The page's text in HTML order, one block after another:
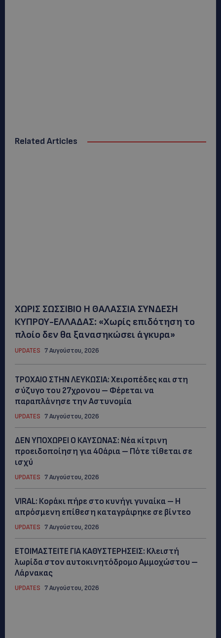
Related Articles
ΧΩΡΙΣ ΣΩΣΣΙΒΙΟ Η ΘΑΛΑΣΣΙΑ ΣΥΝΔΕΣΗ
ΚΥΠΡΟΥ-ΕΛΛΑΔΑΣ: «Χωρίς επιδότηση το
πλοίο δεν θα ξανασηκώσει άγκυρα»
UPDATES 7 Αυγούστου, 2026
ΤΡΟΧΑΙΟ ΣΤΗΝ ΛΕΥΚΩΣΙΑ: Χειροπέδες και στη
σύζυγο του 27χρονου – Φέρεται να
παραπλάνησε την Αστυνομία
UPDATES 7 Αυγούστου, 2026
ΔΕΝ ΥΠΟΧΩΡΕΙ Ο ΚΑΥΣΩΝΑΣ: Νέα κίτρινη
προειδοποίηση για 40άρια – Πότε τίθεται σε
ισχύ
UPDATES 7 Αυγούστου, 2026
VIRAL: Κοράκι πήρε στο κυνήγι γυναίκα – Η
απρόσμενη επίθεση καταγράφηκε σε βίντεο
UPDATES 7 Αυγούστου, 2026
ΕΤΟΙΜΑΣΤΕΙΤΕ ΓΙΑ ΚΑΘΥΣΤΕΡΗΣΕΙΣ: Κλειστή
λωρίδα στον αυτοκινητόδρομο Αμμοχώστου –
Λάρνακας
UPDATES 7 Αυγούστου, 2026